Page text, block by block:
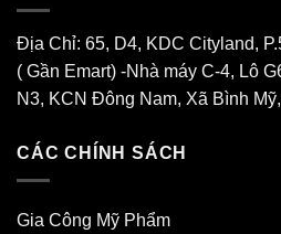
Địa Chỉ: 65, D4, KDC Cityland,
( Gần Emart) -Nhà máy C-4, Lô
N3, KCN Đông Nam, Xã Bình
CÁC CHÍNH SÁCH
Gia Công Mỹ Phẩm